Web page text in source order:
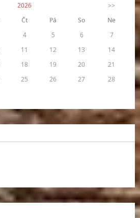
2026
>>
Čt Pá So
Ne
4 5 6
7
11 12 13
14
18 19 20
21
25 26 27
28